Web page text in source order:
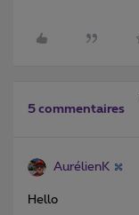
5 commentaires
AurélienK
Hello